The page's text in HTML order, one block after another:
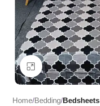
Click to enlarge
Home Bedding Bedsheets